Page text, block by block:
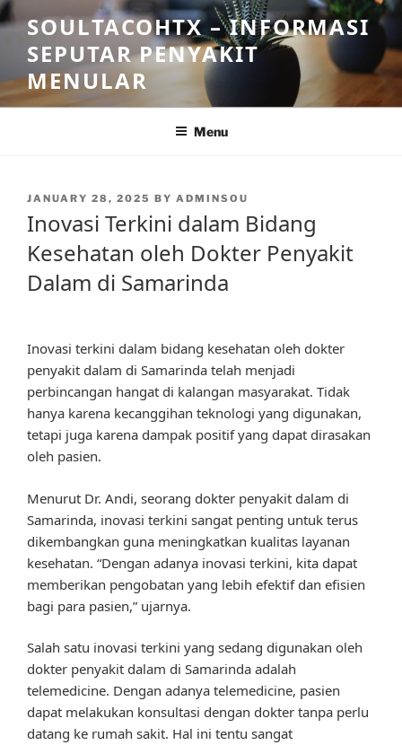
Skip
to
content
SOULTACOHTX – INFORMASI
SEPUTAR PENYAKIT
MENULAR
Menu
POSTED
JANUARY 28, 2025 BY ADMINSOU
Inovasi Terkini dalam Bidang
Kesehatan oleh Dokter Penyakit
Dalam di Samarinda
Inovasi terkini dalam bidang kesehatan oleh dokter
penyakit dalam di Samarinda telah menjadi
perbincangan hangat di kalangan masyarakat. Tidak
hanya karena kecanggihan teknologi yang digunakan,
tetapi juga karena dampak positif yang dapat dirasakan
oleh pasien.
Menurut Dr. Andi, seorang dokter penyakit dalam di
Samarinda, inovasi terkini sangat penting untuk terus
dikembangkan guna meningkatkan kualitas layanan
kesehatan. “Dengan adanya inovasi terkini, kita dapat
memberikan pengobatan yang lebih efektif dan efisien
bagi para pasien,” ujarnya.
Salah satu inovasi terkini yang sedang digunakan oleh
dokter penyakit dalam di Samarinda adalah
telemedicine. Dengan adanya telemedicine, pasien
dapat melakukan konsultasi dengan dokter tanpa perlu
datang ke rumah sakit. Hal ini tentu sangat